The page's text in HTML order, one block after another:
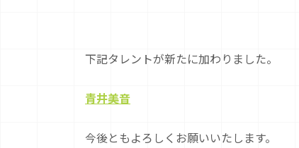
下記タレントが新たに加わりました。
青井美音
今後ともよろしくお願いいたします。